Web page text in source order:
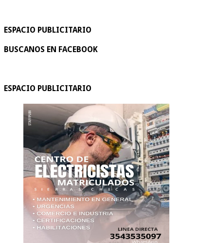
ESPACIO PUBLICITARIO
BUSCANOS EN FACEBOOK
ESPACIO PUBLICITARIO